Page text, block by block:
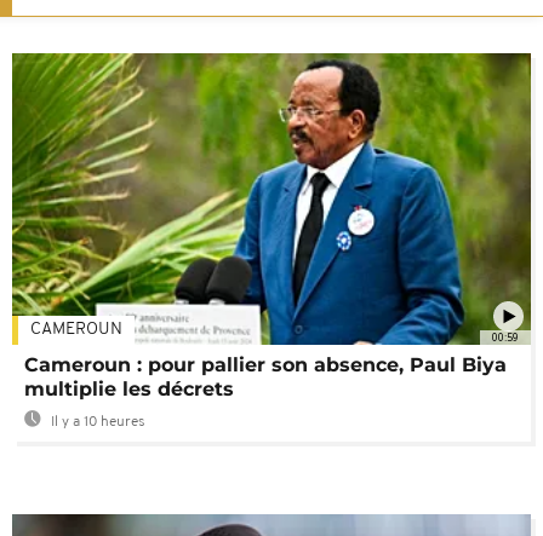
00:59
CAMEROUN
Cameroun : pour pallier son absence, Paul Biya
multiplie les décrets
Il y a 10 heures